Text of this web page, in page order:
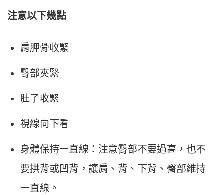
注意以下幾點
肩胛骨收緊
臀部夾緊
肚子收緊
視線向下看
身體保持一直線：注意臀部不要過高，也不
要拱背或凹背，讓肩、背、下背、臀部維持
一直線。